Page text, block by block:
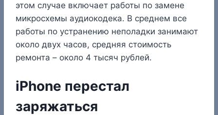
этом случае включает работы по замене
микросхемы аудиокодека. В среднем все
работы по устранению неполадки занимают
около двух часов, средняя стоимость
ремонта – около 4 тысяч рублей.
iPhone перестал
заряжаться